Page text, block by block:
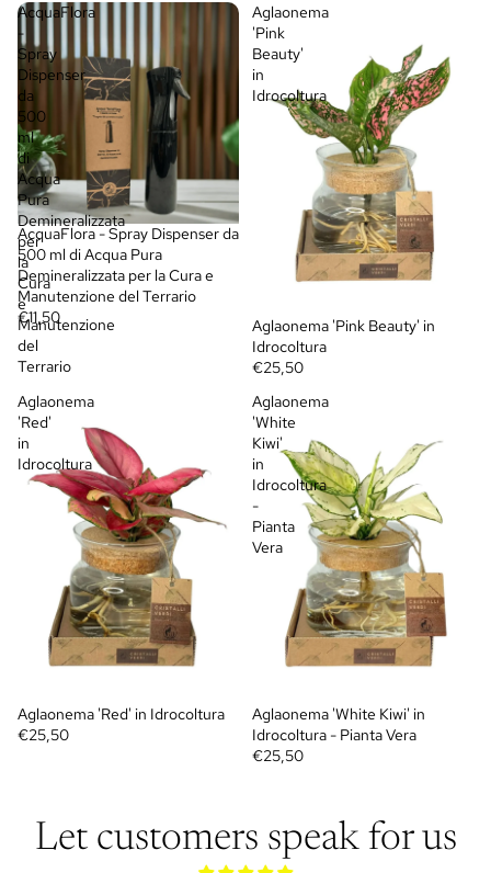
AcquaFlora
-
Spray
Dispenser
da
500
ml
di
Acqua
Pura
Demineralizzata
per
la
Cura
e
Manutenzione
del
Terrario
AcquaFlora - Spray Dispenser da
500 ml di Acqua Pura
Demineralizzata per la Cura e
Manutenzione del Terrario
€11,50
Aglaonema
'Pink
Beauty'
in
Idrocoltura
Aglaonema 'Pink Beauty' in
Idrocoltura
€25,50
Aglaonema
'Red'
in
Idrocoltura
Aglaonema 'Red' in Idrocoltura
€25,50
Aglaonema
'White
Kiwi'
in
Idrocoltura
-
Pianta
Vera
Aglaonema 'White Kiwi' in
Idrocoltura - Pianta Vera
€25,50
Let customers speak for us